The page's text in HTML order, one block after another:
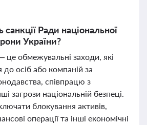
Ради національної
України?
обмежувальні заходи, які
до осіб або компаній за
співпрацю з
загрози національній безпеці.
блокування активів,
операції та інші економічні